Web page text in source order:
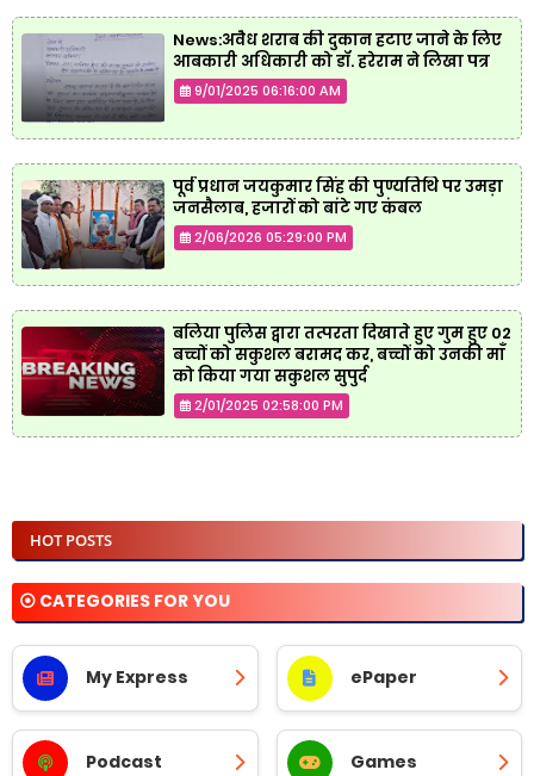
News:अवैध शराब की दुकान हटाए जाने के लिए
आबकारी अधिकारी को डॉ. हरेराम ने लिखा पत्र
9/01/2025 06:16:00 AM
पूर्व प्रधान जयकुमार सिंह की पुण्यतिथि पर उमड़ा
जनसैलाब, हजारों को बांटे गए कंबल
2/06/2026 05:29:00 PM
बलिया पुलिस द्वारा तत्परता दिखाते हुए गुम हुए 02
बच्चों को सकुशल बरामद कर, बच्चों को उनकी माँ
को किया गया सकुशल सुपुर्द
2/01/2025 02:58:00 PM
HOT POSTS
⦿ CATEGORIES FOR YOU
My Express ePaper
Podcast Games